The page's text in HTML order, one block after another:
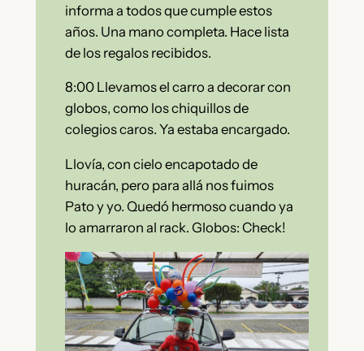
informa a todos que cumple estos
años. Una mano completa. Hace lista
de los regalos recibidos.
8:00 Llevamos el carro a decorar con
globos, como los chiquillos de
colegios caros. Ya estaba encargado.
Llovía, con cielo encapotado de
huracán, pero para allá nos fuimos
Pato y yo. Quedó hermoso cuando ya
lo amarraron al rack. Globos: Check!